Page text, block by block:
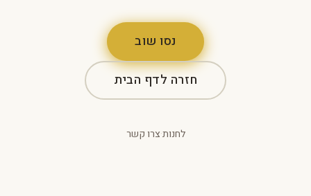
נסו שוב
חזרה לדף הבית
לחנות·צרו קשר